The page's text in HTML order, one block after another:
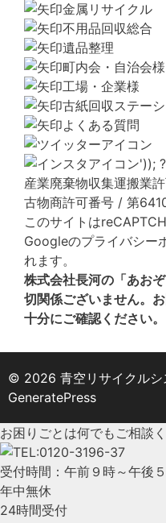
金属リサイクル
不用品回収総合
遺品整理
町内会・自治会様
工場・企業様
古紙回収ステー
よくある質問
産業廃棄物収集運搬業
古物商許可番号 / 第
このサイトは
Googleのプライバシー
れます。
株式会社長河の「あお
切関係ございません。
十分にご確認ください。
© 2026 青空リサイクルシ
GeneratePress
お困りごとは何でもご相談く
受付時間：午前９時～午後
年中無休
24時間受付